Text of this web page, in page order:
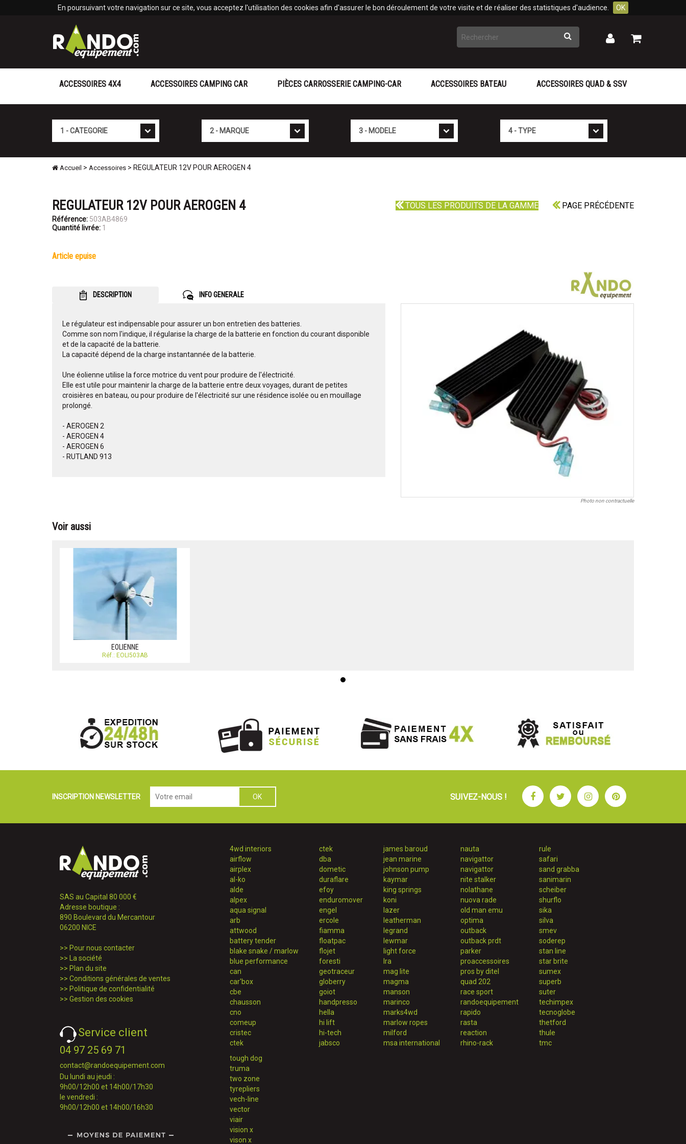
En poursuivant votre navigation sur ce site, vous acceptez l'utilisation des cookies afin d'assurer le bon déroulement de votre visite et de réaliser des statistiques d'audience. OK
Rechercher Mon
Mon
ACCESSOIRES 4X4 ACCESSOIRES CAMPING CAR PIÈCES CARROSSERIE CAMPING-CAR ACCESSOIRES BATEAU ACCESSOIRES QUAD & SSV
Accueil > Accessoires > REGULATEUR 12V POUR AEROGEN 4
TOUS LES PRODUITS DE LA GAMME PAGE PRÉCÉDENTE
REGULATEUR 12V POUR AEROGEN 4
Référence: 503AB4869
Quantité livrée: 1
article epuise
DESCRIPTION INFO GENERALE
Le régulateur est indipensable pour assurer un bon entretien des batteries.
Comme son nom l'indique, il régularise la charge de la batterie en fonction du courant disponible
et de la capacité de la batterie.
La capacité dépend de la charge instantannée de la batterie.
Une éolienne utilise la force motrice du vent pour produire de l'électricité.
Elle est utile pour maintenir la charge de la batterie entre deux voyages, durant de petites
croisières en bateau, ou pour produire de l'électricité sur une résidence isolée ou en mouillage
prolongé.
- AEROGEN 2
- AEROGEN 4
- AEROGEN 6
- RUTLAND 913
Photo non contractuelle
Voir aussi
EOLIENNE
Réf.: EOLI503AB
INSCRIPTION NEWSLETTER SUIVEZ-NOUS ! FacebookTwitterInstagramPinterest
SAS au Capital 80 000 €
Adresse boutique :
890 Boulevard du Mercantour
06200 NICE
>> Pour nous contacter
>>
La société
>> Plan du site
>> Conditions générales de ventes
>> Politique de confidentialité
>> Gestion des cookies
Service client
04 97 25 69 71
contact@randoequipement.com
Du lundi au jeudi :
9h00/12h00 et 14h00/17h30
le vendredi :
9h00/12h00 et 14h00/16h30
4wd interiors
airflow
airplex
al-ko
alde
alpex
aqua signal
arb
attwood
battery tender
blake snake / marlow
blue performance
can
car'box
cbe
chausson
cno
comeup
cristec
ctek
ctek
dba
dometic
duraflare
efoy
enduromover
engel
ercole
fiamma
floatpac
flojet
foresti
geotraceur
globerry
goiot
handpresso
hella
hi lift
hi-tech
jabsco
james baroud
jean marine
johnson pump
kaymar
king springs
koni
lazer
leatherman
legrand
lewmar
light force
lra
mag lite
magma
manson
marinco
marks4wd
marlow ropes
milford
msa international
nauta
navigattor
navigattor
nite stalker
nolathane
nuova rade
old man emu
optima
outback
outback prdt
parker
proaccessoires
pros by ditel
quad 202
race sport
randoequipement
rapido
rasta
reaction
rhino-rack
rule
safari
sand grabba
sanimarin
scheiber
shurflo
sika
silva
smev
soderep
stan line
star brite
sumex
superb
suter
techimpex
tecnoglobe
thetford
thule
tmc
tough dog
truma
two zone
tyrepliers
vech-line
vector
viair
vision x
vison x
Panneau de gestion des cookies